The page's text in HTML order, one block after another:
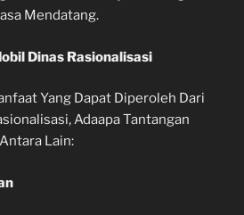
Mendatang.
Dinas Rasionalisasi
Yang Dapat Diperoleh Dari
Adaapa Tantangan
Lain: